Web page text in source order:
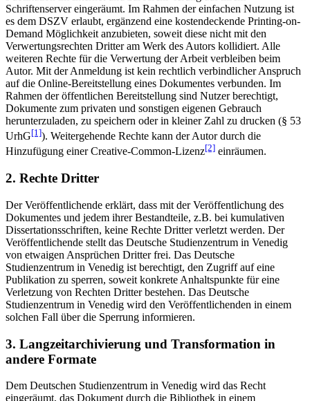
Schriftenserver eingeräumt. Im Rahmen der einfachen Nutzung ist
es dem DSZV erlaubt, ergänzend eine kostendeckende Printing-on-
Demand Möglichkeit anzubieten, soweit diese nicht mit den
Verwertungsrechten Dritter am Werk des Autors kollidiert. Alle
weiteren Rechte für die Verwertung der Arbeit verbleiben beim
Autor. Mit der Anmeldung ist kein rechtlich verbindlicher Anspruch
auf die Online-Bereitstellung eines Dokumentes verbunden. Im
Rahmen der öffentlichen Bereitstellung sind Nutzer berechtigt,
Dokumente zum privaten und sonstigen eigenen Gebrauch
herunterzuladen, zu speichern oder in kleiner Zahl zu drucken (§ 53
UrhG[1]). Weitergehende Rechte kann der Autor durch die
Hinzufügung einer Creative-Common-Lizenz[2] einräumen.
2. Rechte Dritter
Der Veröffentlichende erklärt, dass mit der Veröffentlichung des
Dokumentes und jedem ihrer Bestandteile, z.B. bei kumulativen
Dissertationsschriften, keine Rechte Dritter verletzt werden. Der
Veröffentlichende stellt das Deutsche Studienzentrum in Venedig
von etwaigen Ansprüchen Dritter frei. Das Deutsche
Studienzentrum in Venedig ist berechtigt, den Zugriff auf eine
Publikation zu sperren, soweit konkrete Anhaltspunkte für eine
Verletzung von Rechten Dritter bestehen. Das Deutsche
Studienzentrum in Venedig wird den Veröffentlichenden in einem
solchen Fall über die Sperrung informieren.
3. Langzeitarchivierung und Transformation in
andere Formate
Dem Deutschen Studienzentrum in Venedig wird das Recht
eingeräumt, das Dokument durch die Bibliothek in einem